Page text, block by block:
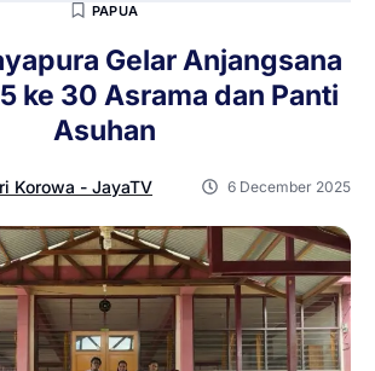
PAPUA
Gelar Anjangsana
ke 30 Asrama dan Panti
Asuhan
Korowa - JayaTV 6 December 2025